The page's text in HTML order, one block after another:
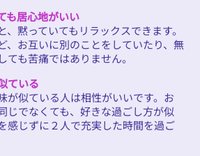
も居心地がいい
黙っていてもリラックスできます。
、お互いに別のことをしていたり、無
も苦痛ではありません。
ている
が似ている人は相性がいいです。お
じでなくても、好きな過ごし方が似
感じずに２人で充実した時間を過ご